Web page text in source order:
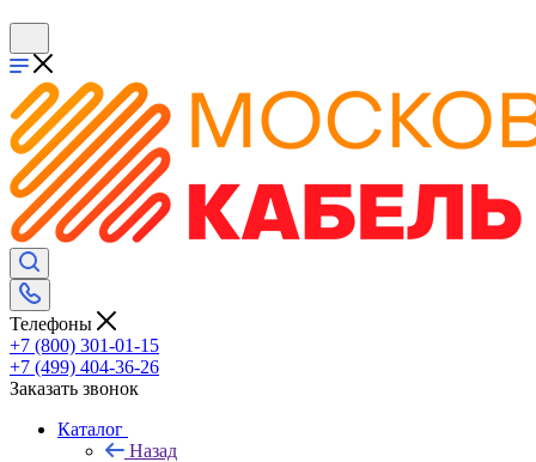
Телефоны
+7 (800) 301-01-15
+7 (499) 404-36-26
Заказать звонок
Каталог
Назад